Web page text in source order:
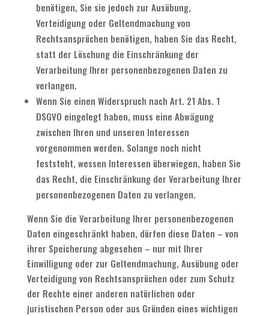
benötigen, Sie sie jedoch zur Ausübung,
Verteidigung oder Geltendmachung von
Rechtsansprüchen benötigen, haben Sie das Recht,
statt der Löschung die Einschränkung der
Verarbeitung Ihrer personenbezogenen Daten zu
verlangen.
Wenn Sie einen Widerspruch nach Art. 21 Abs. 1
DSGVO eingelegt haben, muss eine Abwägung
zwischen Ihren und unseren Interessen
vorgenommen werden. Solange noch nicht
feststeht, wessen Interessen überwiegen, haben Sie
das Recht, die Einschränkung der Verarbeitung Ihrer
personenbezogenen Daten zu verlangen.
Wenn Sie die Verarbeitung Ihrer personenbezogenen
Daten eingeschränkt haben, dürfen diese Daten – von
ihrer Speicherung abgesehen – nur mit Ihrer
Einwilligung oder zur Geltendmachung, Ausübung oder
Verteidigung von Rechtsansprüchen oder zum Schutz
der Rechte einer anderen natürlichen oder
juristischen Person oder aus Gründen eines wichtigen